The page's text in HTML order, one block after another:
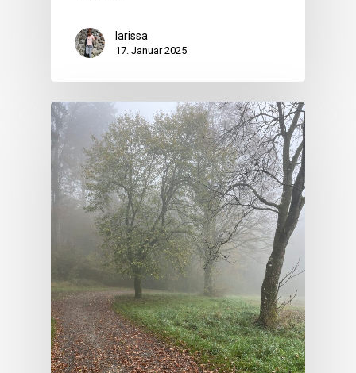
larissa
17. Januar 2025